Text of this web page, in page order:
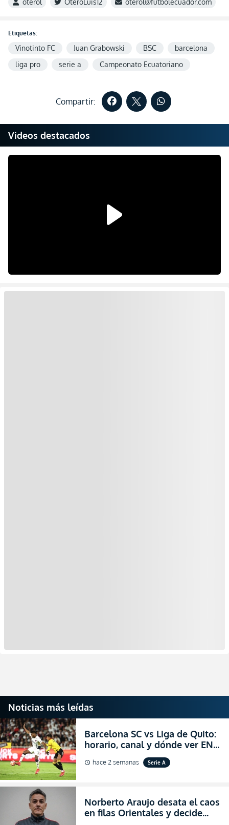
oterol OteroLuis12 oterol@futbolecuador.com
Etiquetas:
Vinotinto FC Juan Grabowski BSC
barcelona
liga pro
serie a Campeonato Ecuatoriano
Compartir:
Videos destacados
Noticias más leídas
Barcelona SC vs Liga de Quito:
horario, canal y dónde ver EN
VIVO la Fecha 22 de la LigaPro
2026
schedule hace 2 semanas Serie A
Norberto Araujo desata el caos
en filas Orientales y decide